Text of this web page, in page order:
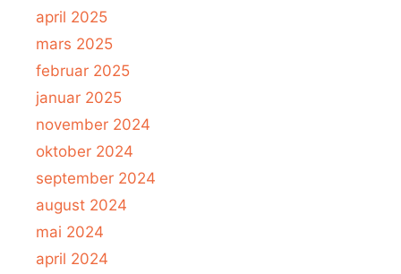
april 2025
mars 2025
februar 2025
januar 2025
november 2024
oktober 2024
september 2024
august 2024
mai 2024
april 2024